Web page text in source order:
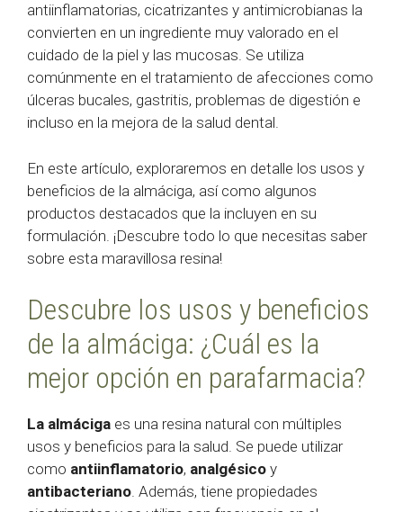
antiinflamatorias, cicatrizantes y antimicrobianas la
convierten en un ingrediente muy valorado en el
cuidado de la piel y las mucosas. Se utiliza
comúnmente en el tratamiento de afecciones como
úlceras bucales, gastritis, problemas de digestión e
incluso en la mejora de la salud dental.
En este artículo, exploraremos en detalle los usos y
beneficios de la almáciga, así como algunos
productos destacados que la incluyen en su
formulación. ¡Descubre todo lo que necesitas saber
sobre esta maravillosa resina!
Descubre los usos y beneficios
de la almáciga: ¿Cuál es la
mejor opción en parafarmacia?
La almáciga es una resina natural con múltiples
usos y beneficios para la salud. Se puede utilizar
como antiinflamatorio, analgésico y
antibacteriano. Además, tiene propiedades